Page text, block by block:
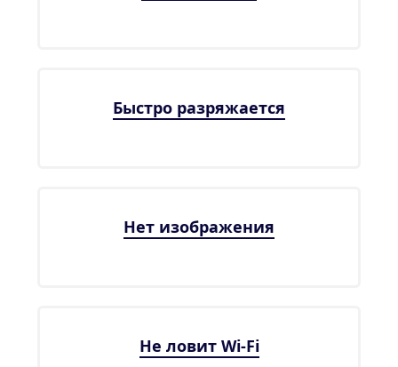
Быстро разряжается
Нет изображения
Не ловит Wi-Fi